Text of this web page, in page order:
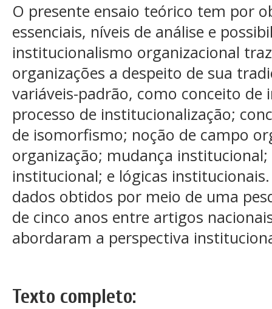
O presente ensaio teórico tem por
essenciais, níveis de análise e
institucionalismo organizacional
organizações a despeito de sua
variáveis-padrão, como conceito de
processo de institucionalização;
de isomorfismo; noção de campo
organização; mudança
institucional; e lógicas
dados obtidos por meio de uma
de cinco anos entre artigos
abordaram a perspectiva
Texto completo: